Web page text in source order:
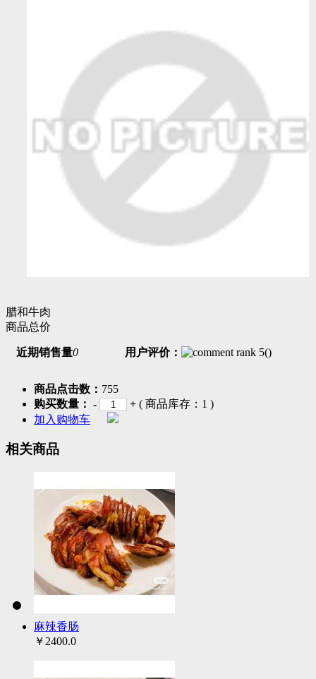
腊和牛肉
商品总价
近期销售量0 用户评价： ()
商品点击数： 755
购买数量： - + ( 商品库存： 1 )
加入购物车
相关商品
麻辣香肠
￥2400.0